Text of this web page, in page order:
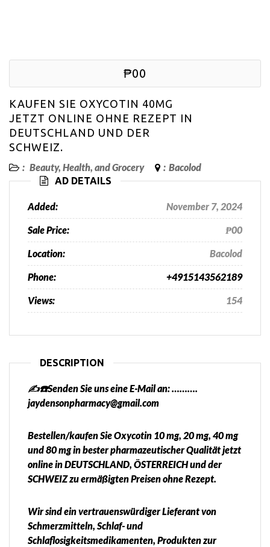
₱00
KAUFEN SIE OXYCOTIN 40MG
JETZT ONLINE OHNE REZEPT IN
DEUTSCHLAND UND DER
SCHWEIZ.
: Beauty, Health, and Grocery : Bacolod
AD DETAILS
Added: November 7, 2024
Sale Price: ₱00
Location: Bacolod
Phone: +4915143562189
Views: 154
DESCRIPTION
✍️☎️Senden Sie uns eine E-Mail an: ……….
jaydensonpharmacy@gmail.com
Bestellen/kaufen Sie Oxycotin 10 mg, 20 mg, 40 mg
und 80 mg in bester pharmazeutischer Qualität jetzt
online in DEUTSCHLAND, ÖSTERREICH und der
SCHWEIZ zu ermäßigten Preisen ohne Rezept.
Wir sind ein vertrauenswürdiger Lieferant von
Schmerzmitteln, Schlaf- und
Schlaflosigkeitsmedikamenten, Produkten zur